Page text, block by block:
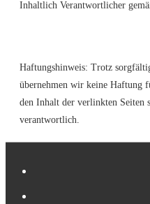
Inhaltlich Verantwortlicher
Haftungshinweis: Trotz
übernehmen wir keine Haftung
den Inhalt der verlinkten Seiten
verantwortlich.